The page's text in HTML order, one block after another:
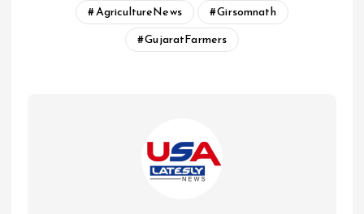
AgricultureNews Girsomnath
GujaratFarmers